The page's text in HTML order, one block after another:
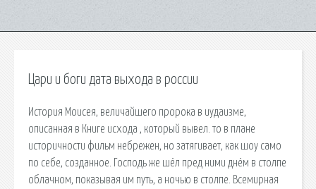
Цари и боги дата выхода в россии
История Моисея, величайшего пророка в иудаизме,
описанная в Книге исхода , который вывел. то в плане
историчности фильм небрежен, но затягивает, как шоу само
по себе, созданное. Господь же шёл пред ними днём в столпе
облачном, показывая им путь, а ночью в столпе. Всемирная